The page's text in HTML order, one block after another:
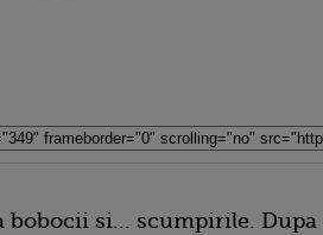
bobocii si... scumpirile. Dupa